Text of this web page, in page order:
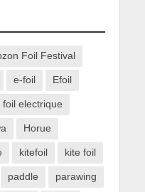
Foil Festival
e-foil Efoil
foil electrique
Horue
kitefoil kite foil
paddle parawing